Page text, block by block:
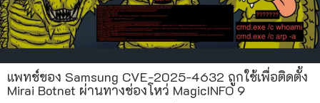
แพทช์ของ Samsung CVE-2025-4632 ถูกใช้เพื่อติดตั้ง
Mirai Botnet ผ่านทางช่องโหว่ MagicINFO 9